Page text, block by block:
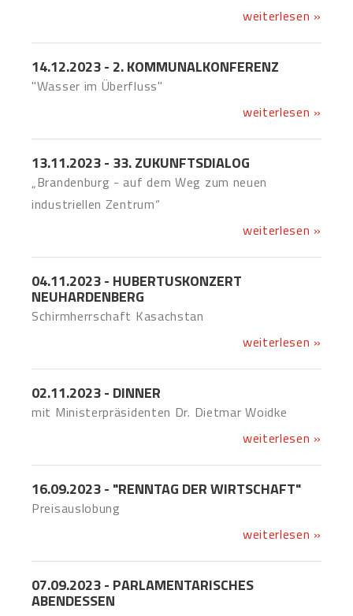
weiterlesen »
14.12.2023 - 2. KOMMUNALKONFERENZ
"Wasser im Überfluss"
weiterlesen »
13.11.2023 - 33. ZUKUNFTSDIALOG
„Brandenburg - auf dem Weg zum neuen
industriellen Zentrum“
weiterlesen »
04.11.2023 - HUBERTUSKONZERT
NEUHARDENBERG
Schirmherrschaft Kasachstan
weiterlesen »
02.11.2023 - DINNER
mit Ministerpräsidenten Dr. Dietmar Woidke
weiterlesen »
16.09.2023 - "RENNTAG DER WIRTSCHAFT"
Preisauslobung
weiterlesen »
07.09.2023 - PARLAMENTARISCHES
ABENDESSEN